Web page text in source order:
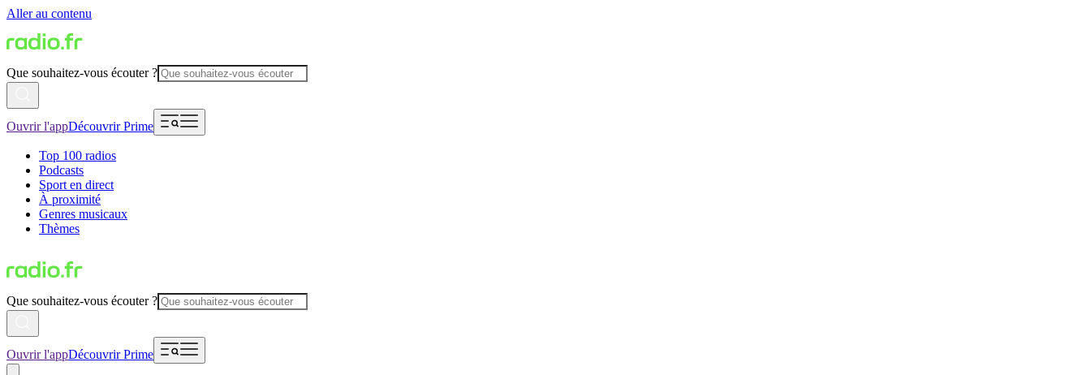
Aller au contenu
Que souhaitez-vous écouter ?
Ouvrir l'appDécouvrir Prime
Top 100 radios
Podcasts
Sport en direct
À proximité
Genres musicaux
Thèmes
Que souhaitez-vous écouter ?
Ouvrir l'appDécouvrir Prime